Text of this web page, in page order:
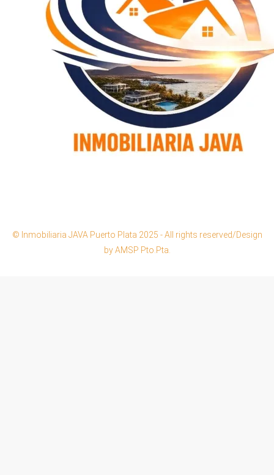
© Inmobiliaria JAVA Puerto Plata 2025 - All rights reserved/Design
by AMSP Pto.Pta.